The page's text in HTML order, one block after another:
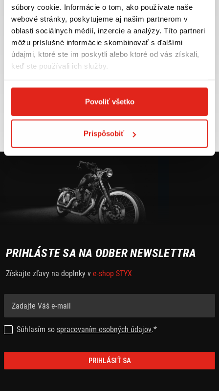
súbory cookie. Informácie o tom, ako používate naše
webové stránky, poskytujeme aj našim partnerom v
oblasti sociálnych médií, inzercie a analýzy. Títo partneri
môžu príslušné informácie skombinovať s ďalšími
údajmi, ktoré ste im poskytli alebo ktoré od vás získali,
keď ste používali ich služby.
Povoliť všetko
Prispôsobiť
Najväčší výber moto
príslušenstva ihneď k
odberu
Doprava ZADARMO pre
objednávky nad 50€ v rámci
SR
PRIHLÁSTE SA NA ODBER NEWSLETTRA
Získajte zľavy na doplnky v e-shop STYX
Súhlasím so spracovaním osobných údajov.*
PRIHLÁSIŤ SA